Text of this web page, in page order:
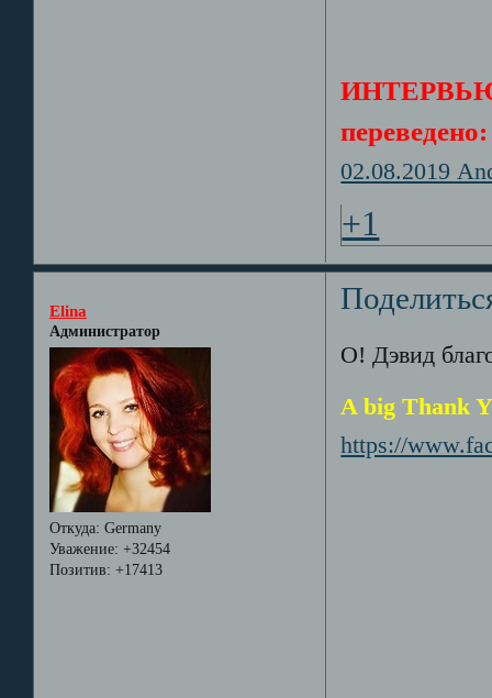
ИНТЕРВЬЮ
переведено:
02.08.2019
+1
Elina
Администратор
Откуда: Germany
Уважение: +32454
Позитив: +17413
О! Дэвид
A big Thank
https://